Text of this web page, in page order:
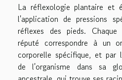
La réflexologie plantaire et
l'application de pressions
réflexes des pieds.
réputé correspondre à un
corporelle spécifique, et par
de l'organisme dans sa